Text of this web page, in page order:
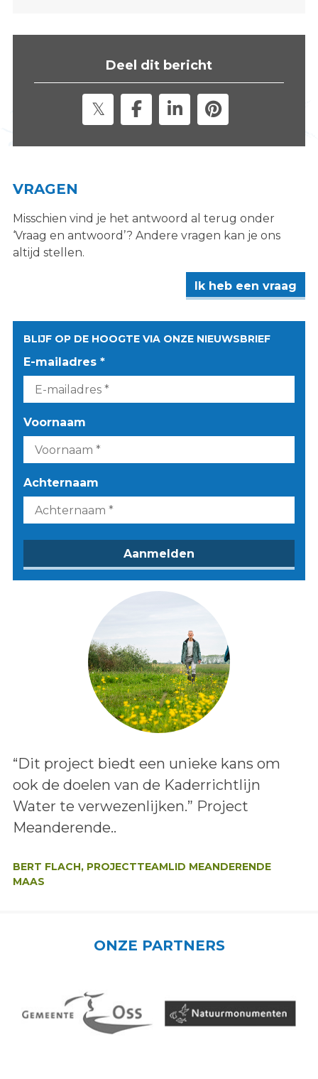
Deel dit bericht
VRAGEN
Misschien vind je het antwoord al terug onder
‘Vraag en antwoord’? Andere vragen kan je ons
altijd stellen.
Ik heb een vraag
BLIJF OP DE HOOGTE VIA ONZE NIEUWSBRIEF
E-mailadres *
Voornaam
Achternaam
Lees het bericht:
“Dit project biedt een unieke kans om
ook de doelen van de Kaderrichtlijn
Water te verwezenlijken.” Project
Meanderende..
BERT FLACH, PROJECTTEAMLID MEANDERENDE
MAAS
ONZE PARTNERS